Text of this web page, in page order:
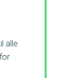
alle